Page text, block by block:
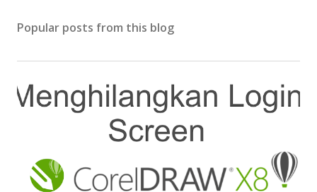
Popular posts from this blog